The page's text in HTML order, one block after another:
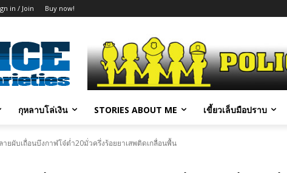
in / Join Buy now!
กุหลาบโล่เงิน STORIES ABOUT ME เขี้ยวเล็บมือปราบ
ยผับเถื่อนบึงกาฬโจ๋ต่ำ20มั่วครึ่งร้อยยาเสพติดเกลื่อนพื้น